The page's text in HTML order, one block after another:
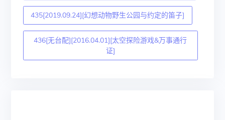
435[2019.09.24][幻想动物野生公园与约定的笛子]
436[无台配][2016.04.01][太空探险游戏&万事通行
证]